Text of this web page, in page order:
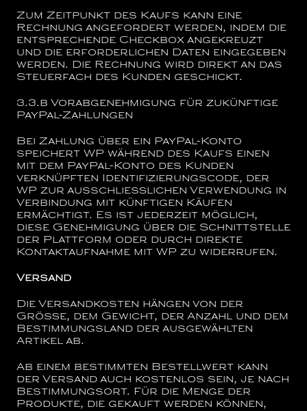
Zum Zeitpunkt des Kaufs kann eine
Rechnung angefordert werden, indem die
entsprechende Checkbox angekreuzt
und die erforderlichen Daten eingegeben
werden. Die Rechnung wird direkt an das
Steuerfach des Kunden geschickt.
3.3.b Vorabgenehmigung für zukünftige
PayPal-Zahlungen
Bei Zahlung über ein PayPal-Konto
speichert WP während des Kaufs einen
mit dem PayPal-Konto des Kunden
verknüpften Identifizierungscode, der
WP zur ausschließlichen Verwendung in
Verbindung mit künftigen Käufen
ermächtigt. Es ist jederzeit möglich,
diese Genehmigung über die Schnittstelle
der Plattform oder durch direkte
Kontaktaufnahme mit WP zu widerrufen.
Versand
Die Versandkosten hängen von der
Größe, dem Gewicht, der Anzahl und dem
Bestimmungsland der ausgewählten
Artikel ab.
Ab einem bestimmten Bestellwert kann
der Versand auch kostenlos sein, je nach
Bestimmungsort. Für die Menge der
Produkte, die gekauft werden können,